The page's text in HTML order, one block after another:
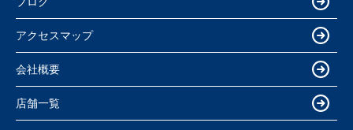
アクセスマップ
会社概要
店舗一覧